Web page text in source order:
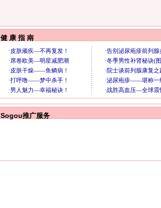
健 康 指 南
Sogou推广服务